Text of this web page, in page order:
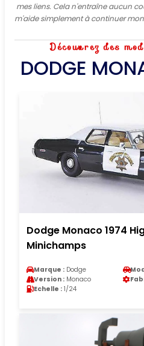
mes liens. Cela n'entraîne aucun
m'aide simplement à continuer
Découvrez des
DODGE
Dodge Monaco 1974
Minichamps
Marque : Dodge
Version : Monaco
Echelle : 1/24